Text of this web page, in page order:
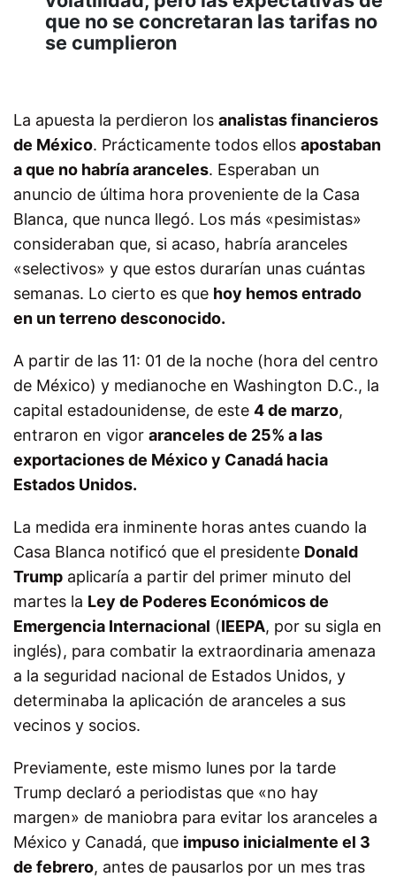
que no se concretaran las tarifas no
se cumplieron
La apuesta la perdieron los analistas financieros
de México. Prácticamente todos ellos apostaban
a que no habría aranceles. Esperaban un
anuncio de última hora proveniente de la Casa
Blanca, que nunca llegó. Los más «pesimistas»
consideraban que, si acaso, habría aranceles
«selectivos» y que estos durarían unas cuántas
semanas. Lo cierto es que hoy hemos entrado
en un terreno desconocido.
A partir de las 11: 01 de la noche (hora del centro
de México) y medianoche en Washington D.C., la
capital estadounidense, de este 4 de marzo,
entraron en vigor aranceles de 25% a las
exportaciones de México y Canadá hacia
Estados Unidos.
La medida era inminente horas antes cuando la
Casa Blanca notificó que el presidente Donald
Trump aplicaría a partir del primer minuto del
martes la Ley de Poderes Económicos de
Emergencia Internacional (IEEPA, por su sigla en
inglés), para combatir la extraordinaria amenaza
a la seguridad nacional de Estados Unidos, y
determinaba la aplicación de aranceles a sus
vecinos y socios.
Previamente, este mismo lunes por la tarde
Trump declaró a periodistas que «no hay
margen» de maniobra para evitar los aranceles a
México y Canadá, que impuso inicialmente el 3
de febrero, antes de pausarlos por un mes tras